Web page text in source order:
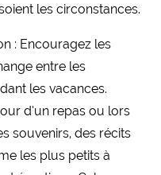
les circonstances.
: Encouragez les
entre les
les vacances.
d’un repas ou lors
souvenirs, des récits
les plus petits à